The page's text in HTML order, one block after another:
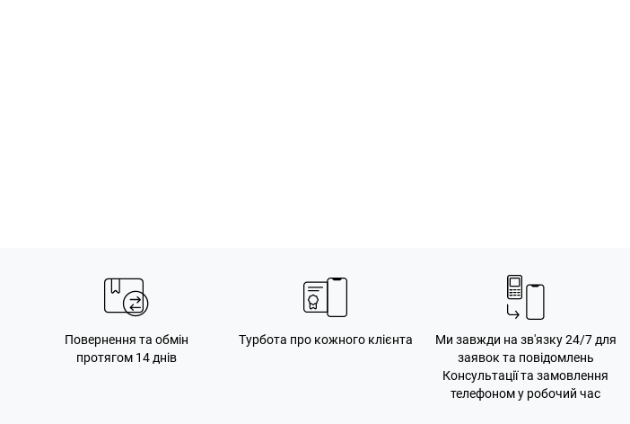
Повернення та обмін
протягом 14 днів
Турбота про кожного клієнта
Ми завжди на зв'язку 24/7 для
заявок та повідомлень
Консультації та замовлення
телефоном у робочий час